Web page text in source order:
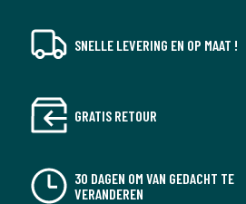
SNELLE LEVERING EN OP MAAT !
GRATIS RETOUR
30 DAGEN OM VAN GEDACHT TE
VERANDEREN